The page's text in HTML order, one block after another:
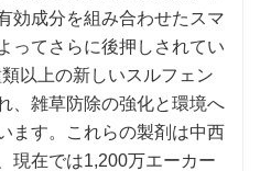
効成分を組み合わせたスマ
ってさらに後押しされてい
以上の新しいスルフェン
、雑草防除の強化と環境へ
ます。これらの製剤は中西
現在では1,200万エーカー